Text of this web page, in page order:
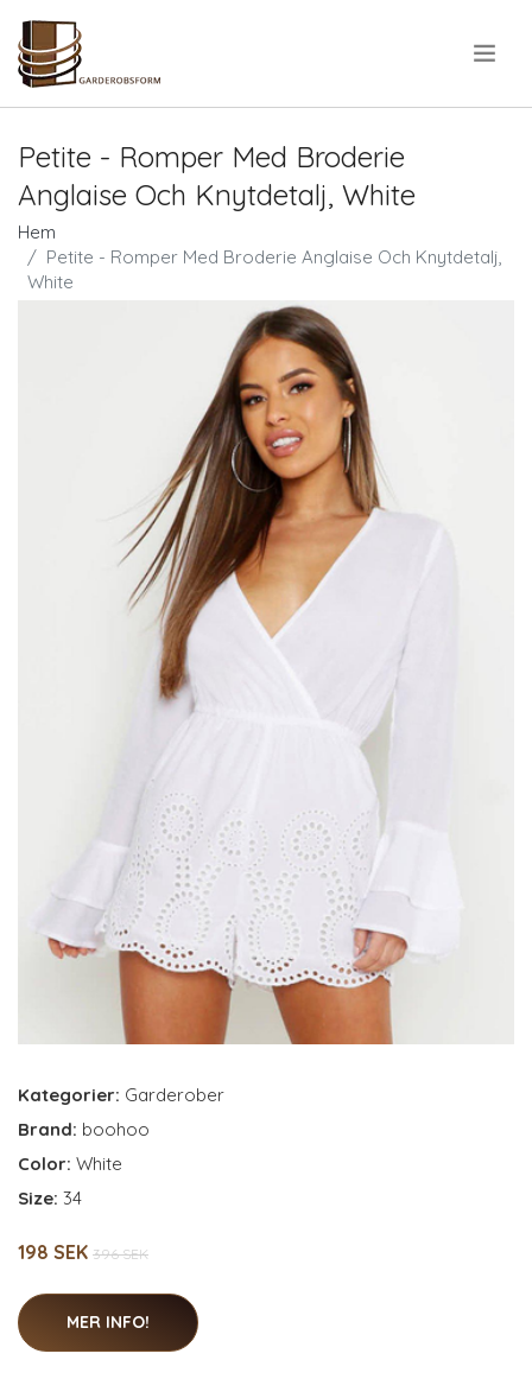
Petite - Romper Med Broderie
Anglaise Och Knytdetalj, White
Hem
Petite - Romper Med Broderie Anglaise Och Knytdetalj,
White
Kategorier: Garderober
Brand: boohoo
Color: White
Size: 34
198 SEK 396 SEK
MER INFO!